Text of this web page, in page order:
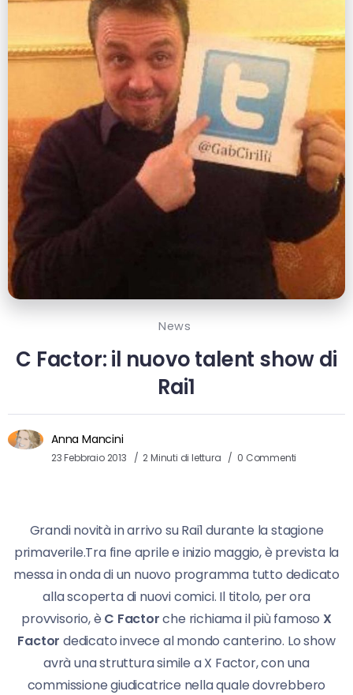
News
C Factor: il nuovo talent show di
Rai1
Anna Mancini
23 Febbraio 2013 2 Minuti di lettura 0 Commenti
Grandi novità in arrivo su Rai1 durante la stagione
primaverile.Tra fine aprile e inizio maggio, è prevista la
messa in onda di un nuovo programma tutto dedicato
alla scoperta di nuovi comici. Il titolo, per ora
provvisorio, è C Factorche richiama il più famoso X
Factor dedicato invece al mondo canterino. Lo show
avrà una struttura simile a X Factor, con una
commissione giudicatrice nella quale dovrebbero